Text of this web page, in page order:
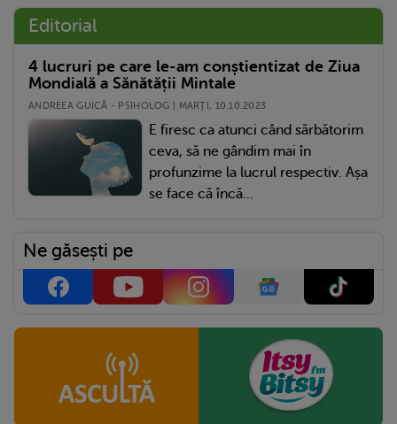
Editorial
4 lucruri pe care le-am conștientizat de Ziua
Mondială a Sănătății Mintale
ANDREEA GUICĂ - PSIHOLOG | MARŢI, 10.10.2023
E firesc ca atunci când sărbătorim
ceva, să ne gândim mai în
profunzime la lucrul respectiv. Așa
se face că încă...
Ne găsești pe